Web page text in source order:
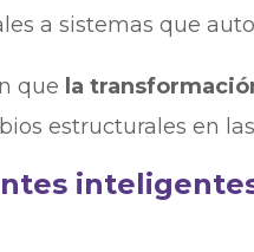
a sistemas que
que la
estructurales en